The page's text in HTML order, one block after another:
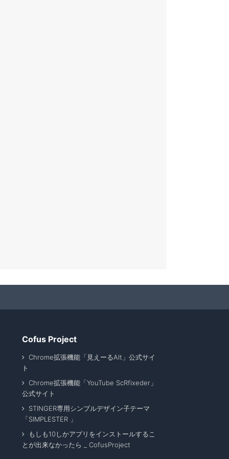
Cofus Project
Chrome拡張機能「見えーるAlt」公式サイ
ト
Chrome拡張機能「YouTube ScRfixeder」
公式サイト
STINGER専用シンプルデザイン子テーマ
「SIMPLESTER 」
もしも10しかアプリをインストールするこ
とが出来なかったら _ CofusProject